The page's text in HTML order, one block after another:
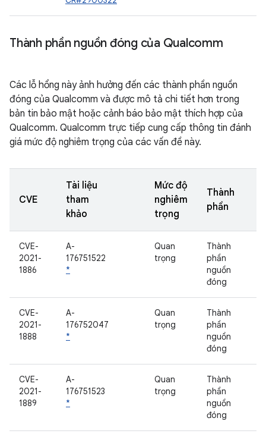
Thành phần nguồn đóng của Qualcomm
Các lỗ hổng này ảnh hưởng đến các thành phần nguồn
đóng của Qualcomm và được mô tả chi tiết hơn trong
bản tin bảo mật hoặc cảnh báo bảo mật thích hợp của
Qualcomm. Qualcomm trực tiếp cung cấp thông tin đánh
giá mức độ nghiêm trọng của các vấn đề này.
CVE
Tài liệu
tham
khảo
Mức độ
nghiêm
trọng
Thành
phần
CVE-
2021-
1886
A-
176751522
*
Quan
trọng
Thành
phần
nguồn
đóng
CVE-
2021-
1888
A-
176752047
*
Quan
trọng
Thành
phần
nguồn
đóng
CVE-
2021-
1889
A-
176751523
*
Quan
trọng
Thành
phần
nguồn
đóng